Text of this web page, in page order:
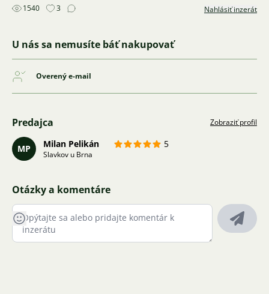
1540 3 Nahlásiť inzerát
U nás sa nemusíte báť nakupovať
Overený e-mail
Predajca Zobraziť profil
MP Milan Pelikán 5
Slavkov u Brna
Otázky a komentáre